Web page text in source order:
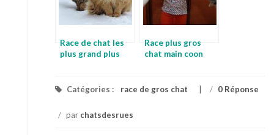
Race de chat les
plus grand plus
Race plus gros
chat main coon
Catégories : race de gros chat / 0 Réponse
/ par chatsdesrues